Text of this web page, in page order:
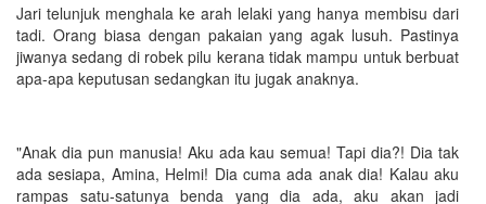
Jari telunjuk menghala ke arah lelaki yang hanya membisu dari
tadi. Orang biasa dengan pakaian yang agak lusuh. Pastinya
jiwanya sedang di robek pilu kerana tidak mampu untuk berbuat
apa-apa keputusan sedangkan itu jugak anaknya.
"Anak dia pun manusia! Aku ada kau semua! Tapi dia?! Dia tak
ada sesiapa, Amina, Helmi! Dia cuma ada anak dia! Kalau aku
rampas satu-satunya benda yang dia ada, aku akan jadi